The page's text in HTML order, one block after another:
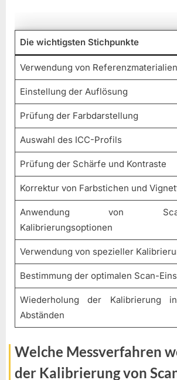
Die wichtigsten Stichpunkte
Verwendung von Referenzmaterialien
Einstellung der Auflösung
Prüfung der Farbdarstellung
Auswahl des ICC-Profils
Prüfung der Schärfe und Kontraste
Korrektur von Farbstichen und
Anwendung von
Kalibrierungsoptionen
Verwendung von spezieller
Bestimmung der optimalen Scan-
Wiederholung der Kalibrierung
Abständen
Welche Messverfahren
der Kalibrierung von